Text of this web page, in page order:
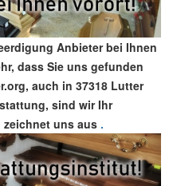
Anbieter bei Ihnen
dass Sie uns gefunden
auch in 37318 Lutter
sind wir Ihr
zeichnet uns aus .